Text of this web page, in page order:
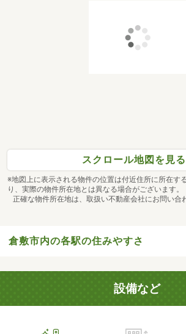
スクロール地図を見る
※地図上に表示される物件の位置は付近住所に所在す
り、実際の物件所在地とは異なる場合がございます。
正確な物件所在地は、取扱い不動産会社にお問い合
倉敷市内の各駅の住みやすさ
設備など